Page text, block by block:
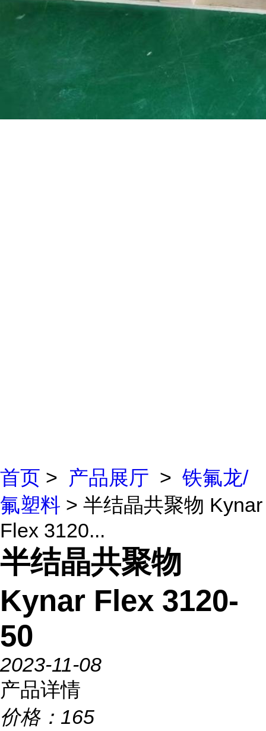
首页 > 产品展厅 > 铁氟龙/
氟塑料 > 半结晶共聚物 Kynar
Flex 3120...
半结晶共聚物
Kynar Flex 3120-
50
2023-11-08
产品详情
价格： 165